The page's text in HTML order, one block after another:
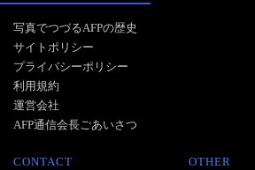
写真でつづるAFPの歴史
サイトポリシー
プライバシーポリシー
利用規約
運営会社
AFP通信会長ごあいさつ
CONTACT OTHER